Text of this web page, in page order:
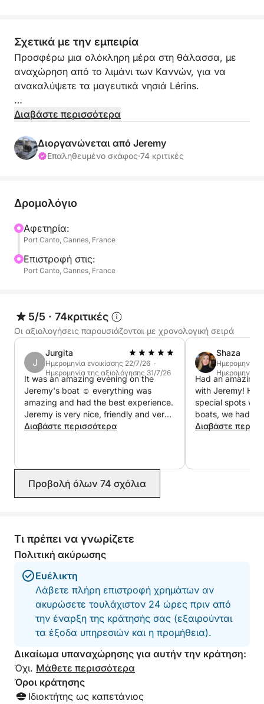
Σχετικά με την εμπειρία
Προσφέρω μια ολόκληρη μέρα στη θάλασσα, με
αναχώρηση από το λιμάνι των Καννών, για να
ανακαλύψετε τα μαγευτικά νησιά Lérins.
Στο πρόγραμμα: ήλιος, τιρκουάζ νερά,
γύρω από τα νησιά στο τέλος της ημέρας.
Έως 9 άτομα μπορούν να συμμετάσχουν σε αυτήν
Με 20 χρόνια εμπειρίας ως μάγειρας στο εμπορικό
ναυτικό, σας καλωσορίζω στο πλοίο για μια φιλική
μέρα χαλάρωσης, εξερεύνησης της ακτογραμμής
🛟 Εξοπλισμός στο πλοίο: μπάρμπεκιου,
paddleboard, βατραχοπέδιλα, μάσκα,
αναπνευστήρας και φουσκωτός σωλήνας.
Για οποιεσδήποτε ερωτήσεις ή περισσότερες
πληροφορίες, επικοινωνήστε μαζί μου μέσω
προσωπικού μηνύματος στο Click&Boat.
Τα λέμε σύντομα για μια υπέροχη περιπέτεια στη
Jeremy
Διαβάστε περισσότερα
Διοργανώνεται από Jeremy
Επαληθευμένο σκάφος·74 κριτικές
Δρομολόγιο
Αφετηρία:
Port Canto, Cannes, France
Επιστροφή στις:
Port Canto, Cannes, France
5/5 · 74κριτικές
Οι αξιολογήσεις παρουσιάζονται με χρονολογική σειρά
J
Jurgita
Ημερομηνία ενοικίασης 22/7/26 ·
Ημερομηνία της αξιολόγησης 31/7/26
It was an amazing evening on the
Jeremy's boat ☺️ everything was
amazing and had the best experience.
Jeremy is very nice, friendly and very
welcoming. Thank you
Διαβάστε περισσότερα
Shaza
Ημερομηνία
Ημερομηνία
Had an amazing
with Jeremy! He took me to some
special spots
boats, we had
highly
Διαβάστε
Προβολή όλων 74 σχόλια
Τι πρέπει να γνωρίζετε
Πολιτική ακύρωσης
Ευέλικτη
Λάβετε πλήρη επιστροφή χρημάτων αν
ακυρώσετε τουλάχιστον 24 ώρες πριν από
την έναρξη της κράτησής σας (εξαιρούνται
τα έξοδα υπηρεσιών και η προμήθεια).
Δικαίωμα υπαναχώρησης για αυτήν την κράτηση:
Όχι. Μάθετε περισσότερα
Όροι κράτησης
Ιδιοκτήτης ως καπετάνιος